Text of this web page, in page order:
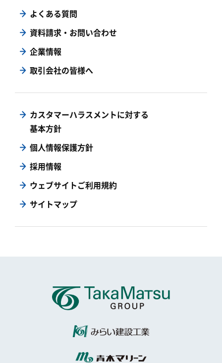
よくある質問
資料請求・お問い合わせ
企業情報
取引会社の皆様へ
カスタマーハラスメントに対する
基本方針
個人情報保護方針
採用情報
ウェブサイトご利用規約
サイトマップ